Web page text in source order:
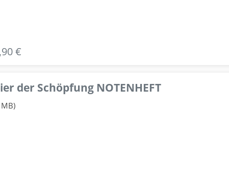
€
der Schöpfung NOTENHEFT